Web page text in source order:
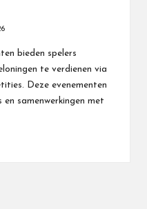
bieden spelers
te verdienen via
Deze evenementen
samenwerkingen met